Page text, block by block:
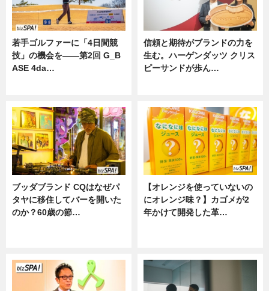
若手ゴルファーに「4日間競
技」の機会を——第2回 G_B
ASE 4da…
信頼と期待がブランドの力を
生む。ハーゲンダッツ クリス
ピーサンドが歩ん…
ブッダブランド CQはなぜパ
タヤに移住してバーを開いた
のか？60歳の節…
【オレンジを使っていないの
にオレンジ味？】カゴメが2
年かけて開発した革…